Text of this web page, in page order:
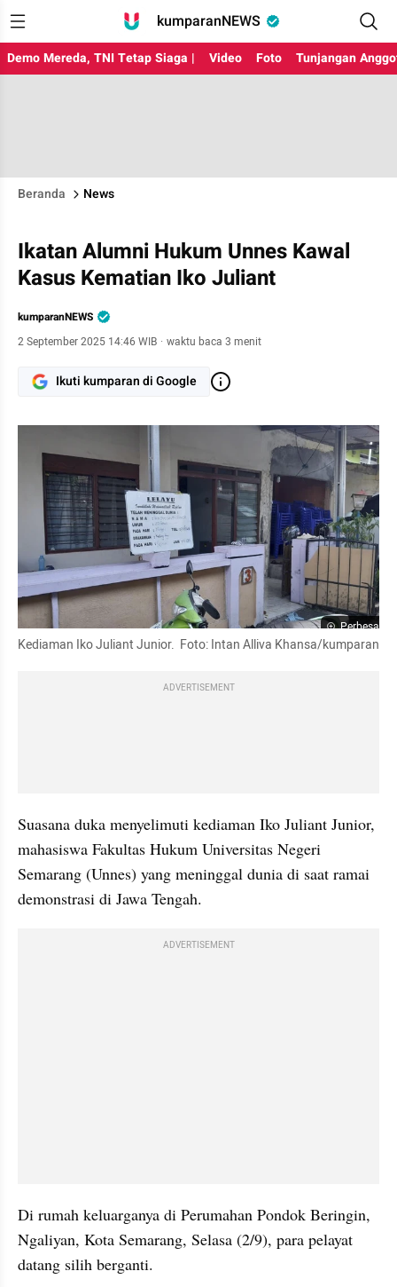
kumparanNEWS
Demo Mereda, TNI Tetap Siaga | Video Foto Tunjangan
Beranda News
Ikatan Alumni Hukum Unnes Kawal
Kasus Kematian Iko Juliant
kumparanNEWS
2 September 2025 14:46 WIB · waktu baca 3 menit
Ikuti kumparan di Google
Perbesar
Kediaman Iko Juliant Junior.  Foto: Intan Alliva Khansa/kumparan
ADVERTISEMENT
Suasana duka menyelimuti kediaman Iko Juliant Junior,
mahasiswa Fakultas Hukum Universitas Negeri
Semarang (Unnes) yang meninggal dunia di saat ramai
demonstrasi di Jawa Tengah.
ADVERTISEMENT
Di rumah keluarganya di Perumahan Pondok Beringin,
Ngaliyan, Kota Semarang, Selasa (2/9), para pelayat
datang silih berganti.